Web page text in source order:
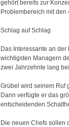
gehört bereits zur
Problembereich mit
Schlag auf Schlag
Das Interessante an
wichtigsten Managern
zwei Jahrzehnte lang
Grübel wird seinem Ruf
Dann verfügte er das
entscheidenden
Die neuen Chefs sollen